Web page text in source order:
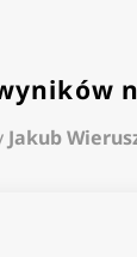
Jakub